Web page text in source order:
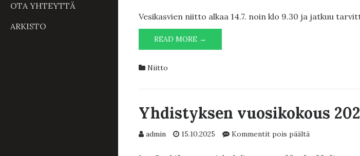
OTA YHTEYTTÄ
ARKISTO
niitto
2026
Vesikasvien niitto alkaa 14.7. noin klo 9.30 ja jatkuu
READ MORE →
NIITTO
Niitto
Yhdistyksen vuosikokous
admin 15.10.2025 Kommentit pois päältä